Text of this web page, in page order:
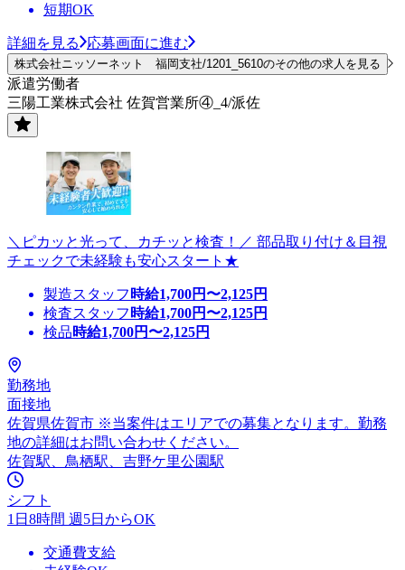
短期OK
詳細を見る 応募画面に進む
株式会社ニッソーネット 福岡支社/1201_5610のその他の求人を見る
派遣労働者
三陽工業株式会社 佐賀営業所④_4/派佐
＼ピカッと光って、カチッと検査！／ 部品取り付け＆目視
チェックで未経験も安心スタート★
製造スタッフ 時給1,700円〜2,125円
検査スタッフ 時給1,700円〜2,125円
検品時給1,700円〜2,125円
勤務地
面接地
佐賀県佐賀市 ※当案件はエリアでの募集となります。勤務
地の詳細はお問い合わせください。
佐賀駅、鳥栖駅、吉野ケ里公園駅
シフト
1日8時間 週5日からOK
交通費支給